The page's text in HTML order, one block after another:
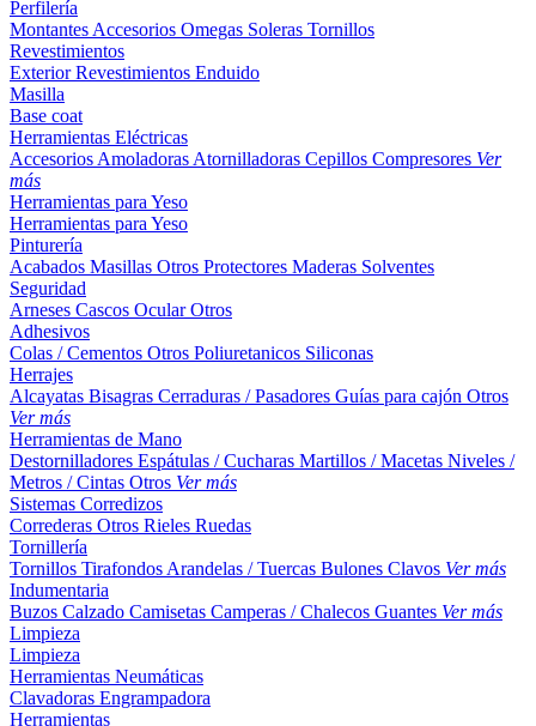
Perfilería
Montantes Accesorios Omegas Soleras Tornillos
Revestimientos
ExteriorRevestimientos Enduido
Masilla
Base coat
Herramientas Eléctricas
Accesorios Amoladoras Atornilladoras Cepillos Compresores Ver
más
Herramientas para Yeso
Herramientas para Yeso
Pinturería
Acabados Masillas Otros Protectores Maderas Solventes
Seguridad
Arneses Cascos OcularOtros
Adhesivos
Colas / Cementos Otros Poliuretanicos Siliconas
Herrajes
Alcayatas Bisagras Cerraduras / Pasadores Guías para cajón Otros
Ver más
Herramientas de Mano
Destornilladores Espátulas / Cucharas Martillos / Macetas Niveles /
Metros / Cintas Otros Ver más
Sistemas Corredizos
Correderas Otros Rieles Ruedas
Tornillería
Tornillos Tirafondos Arandelas / Tuercas Bulones Clavos Ver más
Indumentaria
Buzos Calzado Camisetas Camperas / Chalecos Guantes Ver más
Limpieza
Limpieza
Herramientas Neumáticas
Clavadoras Engrampadora
Herramientas